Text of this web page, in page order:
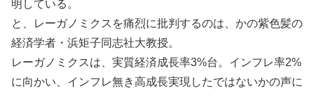
明している。
と、レーガノミクスを痛烈に批判するのは、かの紫色髪の
経済学者・浜矩子同志社大教授。
レーガノミクスは、実質経済成長率3%台。インフレ率2%
に向かい、インフレ無き高成長実現したではないかの声に